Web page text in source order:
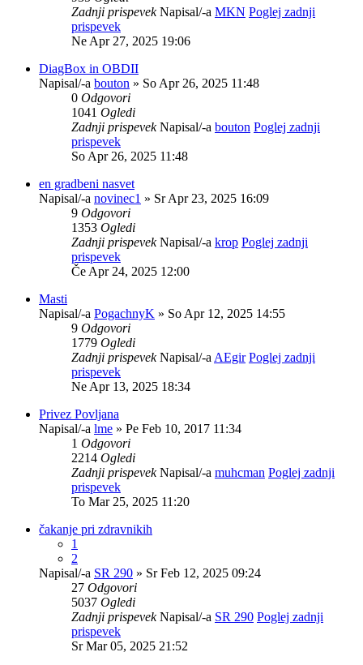
Zadnji prispevekNapisal/-a MKN Poglej zadnji
prispevek
Ne Apr 27, 2025 19:06
DiagBox in OBDII
Napisal/-a bouton » So Apr 26, 2025 11:48
0 Odgovori
1041 Ogledi
Zadnji prispevekNapisal/-a bouton Poglej zadnji
prispevek
So Apr 26, 2025 11:48
en gradbeni nasvet
Napisal/-a novinec1 » Sr Apr 23, 2025 16:09
9 Odgovori
1353 Ogledi
Zadnji prispevekNapisal/-a krop Poglej zadnji
prispevek
Če Apr 24, 2025 12:00
Masti
Napisal/-a PogachnyK » So Apr 12, 2025 14:55
9 Odgovori
1779 Ogledi
Zadnji prispevekNapisal/-a AEgir Poglej zadnji
prispevek
Ne Apr 13, 2025 18:34
Privez Povljana
Napisal/-a lme » Pe Feb 10, 2017 11:34
1 Odgovori
2214 Ogledi
Zadnji prispevekNapisal/-a muhcman Poglej zadnji
prispevek
To Mar 25, 2025 11:20
čakanje pri zdravnikih
1
2
Napisal/-a SR 290 » Sr Feb 12, 2025 09:24
27 Odgovori
5037 Ogledi
Zadnji prispevekNapisal/-a SR 290 Poglej zadnji
prispevek
Sr Mar 05, 2025 21:52